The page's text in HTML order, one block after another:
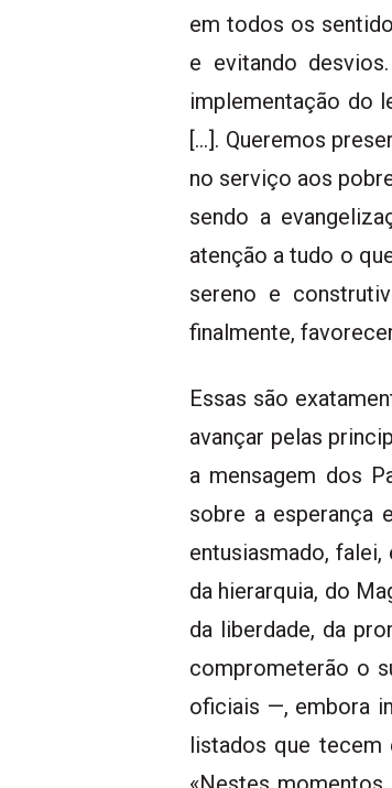
em todos os
e evitando
implementação do
[…]. Queremos
no serviço aos
sendo a
atenção a tudo o
sereno e
finalmente,
Essas são
avançar pelas
a mensagem dos
sobre a esperança
entusiasmado,
da hierarquia, do
da liberdade, da
comprometerão o
oficiais —, embora
listados que tecem